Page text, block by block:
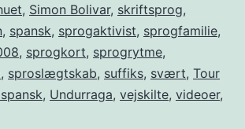
, Simon Bolivar, skriftsprog,
, spansk, sprogaktivist, sprogfamilie,
, sprogkort, sprogrytme,
, sproslægtskab, suffiks, svært, Tour
, Undurraga, vejskilte, videoer,